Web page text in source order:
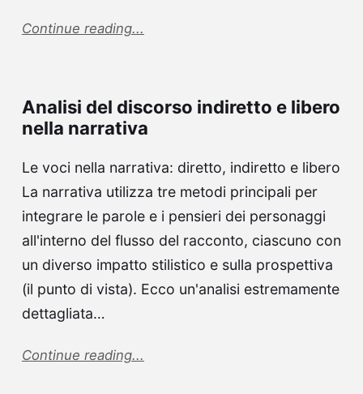
Continue reading...
Analisi del discorso indiretto e libero
nella narrativa
Le voci nella narrativa: diretto, indiretto e libero
La narrativa utilizza tre metodi principali per
integrare le parole e i pensieri dei personaggi
all'interno del flusso del racconto, ciascuno con
un diverso impatto stilistico e sulla prospettiva
(il punto di vista). Ecco un'analisi estremamente
dettagliata…
Continue reading...